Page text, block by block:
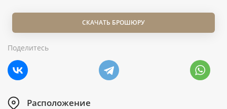
СКАЧАТЬ БРОШЮРУ
Поделитесь
Расположение